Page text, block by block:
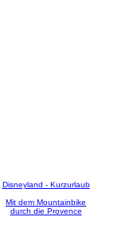
Disneyland - Kurzurlaub
Mit dem Mountainbike
durch die Provence